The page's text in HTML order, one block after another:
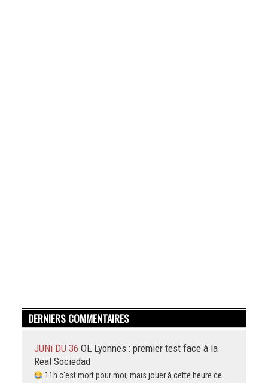
DERNIERS COMMENTAIRES
JUNi DU 36 OL Lyonnes : premier test face à la
Real Sociedad
11h c'est mort pour moi, mais jouer à cette heure ce